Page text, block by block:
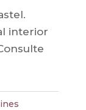
interior